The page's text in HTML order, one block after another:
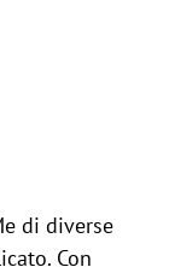
di diverse
Con